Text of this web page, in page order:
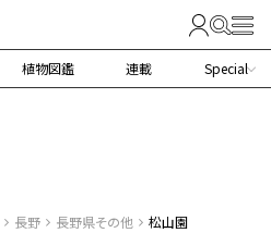
植物図鑑 連載 Special
長野 長野県その他 松山園